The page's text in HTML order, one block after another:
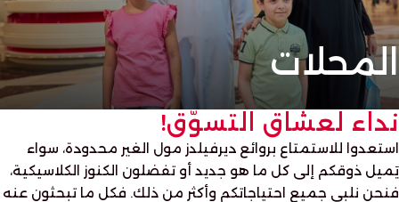
المحلات
نداء لعشاق التسوّق!
استعدوا للاستمتاع بروائع ديرفيلدز مول الغير محدودة، سواء
يَميل ذوقكم إلى كل ما هو جديد أو تفضلون الكنوز الكلاسيكية،
فنحن نلبي جميع احتياجاتكم وأكثر من ذلك. فكل ما تبحثون عنه